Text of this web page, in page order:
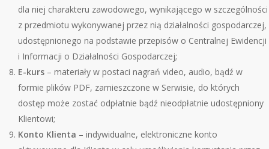
dla niej charakteru zawodowego, wynikającego w szczególności
z przedmiotu wykonywanej przez nią działalności gospodarczej,
udostępnionego na podstawie przepisów o Centralnej Ewidencji
i Informacji o Działalności Gospodarczej;
E-kurs –materiały w postaci nagrań video, audio, bądź w
formie plików PDF, zamieszczone w Serwisie, do których
dostęp może zostać odpłatnie bądź nieodpłatnie udostępniony
Klientowi;
Konto Klienta – indywidualne, elektroniczne konto